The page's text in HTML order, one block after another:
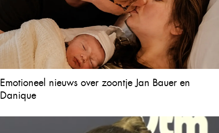
Emotioneel nieuws over zoontje Jan Bauer en
Danique